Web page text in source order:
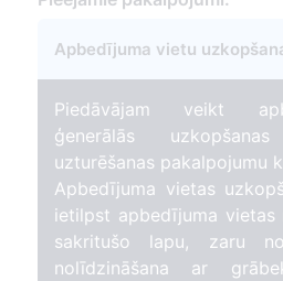
Apbedījuma vietu
Piedāvājam veikt
ģenerālās
uzturēšanas pakalpojumu
Apbedījuma vietas
ietilpst apbedījuma vietas
sakritušo lapu, zaru
nolīdzināšana ar